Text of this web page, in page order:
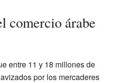
comercio árabe
entre 11 y 18 millones de
por los mercaderes